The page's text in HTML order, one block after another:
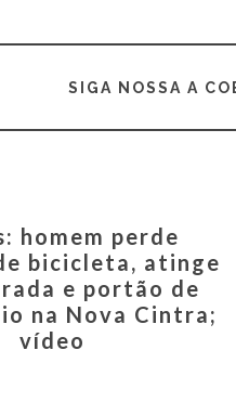
SIGA NOSSA A
homem perde
bicicleta, atinge
e portão de
na Nova Cintra;
vídeo